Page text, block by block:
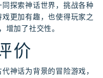
探索神话世界，挑战各种
更加有趣，也使得玩家之
增加了社交性。
价
神话为背景的冒险游戏，